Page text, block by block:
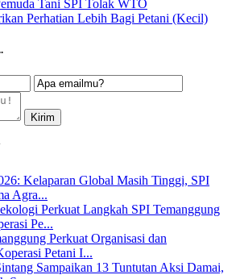
Tani SPI Tolak WTO
Perhatian Lebih Bagi Petani (Kecil)
Kelaparan Global Masih Tinggi, SPI
Agra...
Perkuat Langkah SPI Temanggung
Pe...
Perkuat Organisasi dan
Petani I...
Sampaikan 13 Tuntutan Aksi Damai,